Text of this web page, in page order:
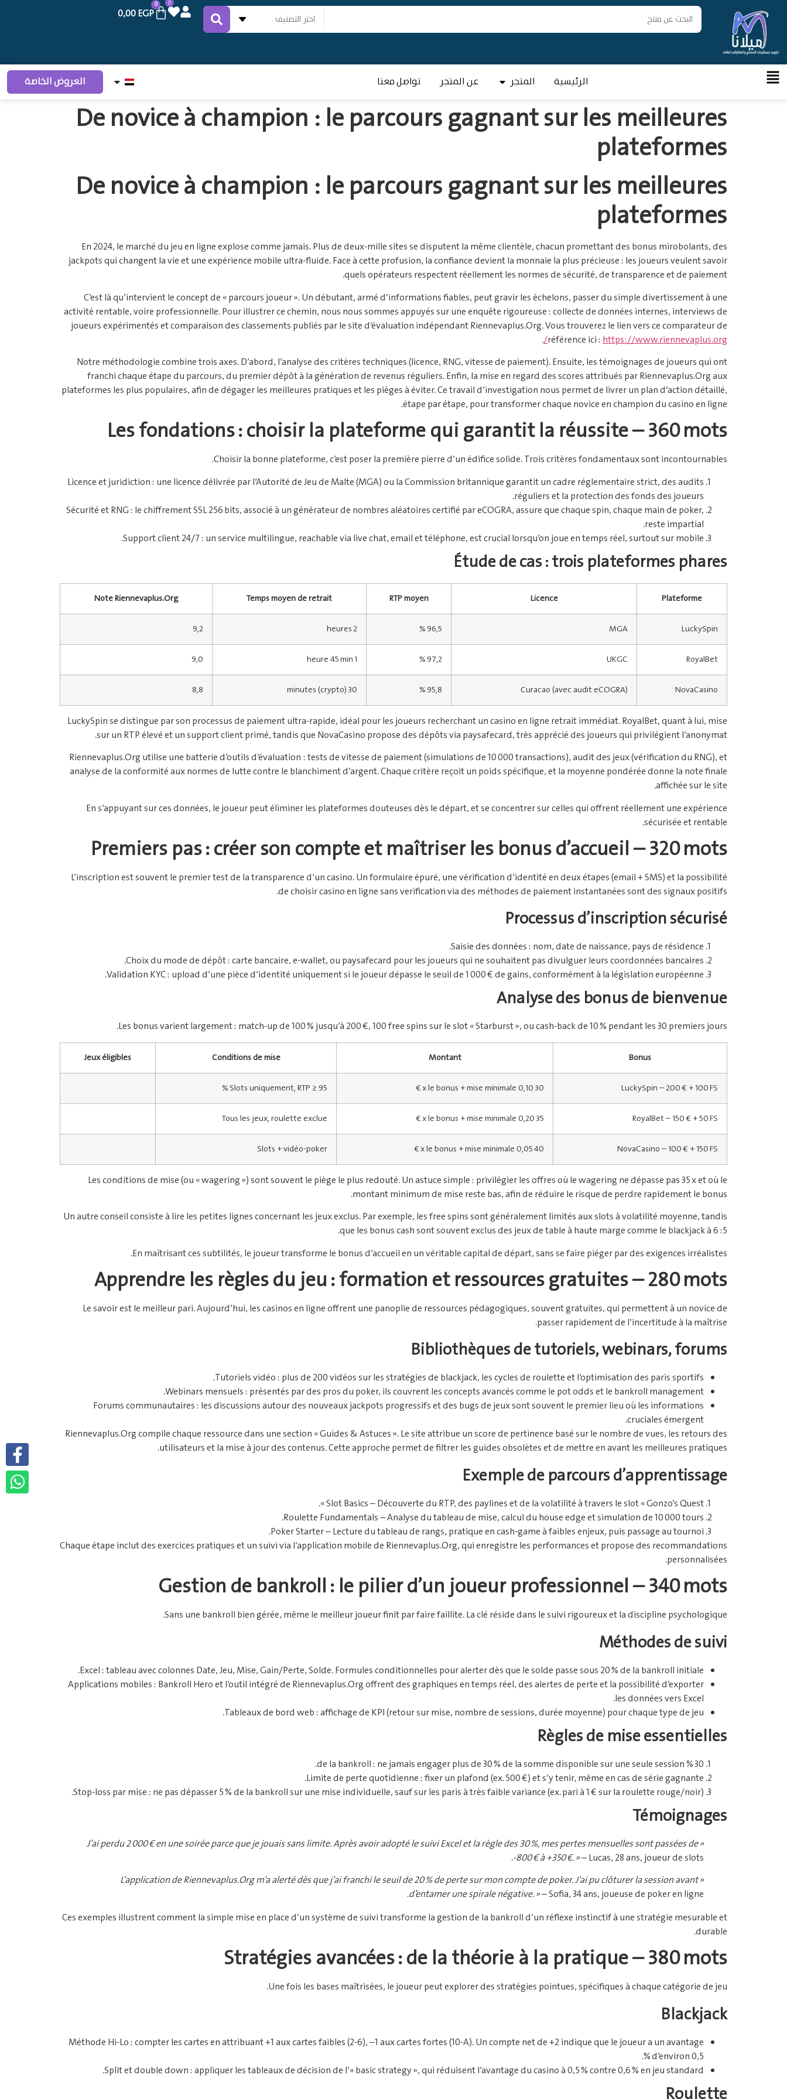
اختر التصنيف
0
0,00EGP
0
الرئيسية المتجر عن المتجر تواصل معنا العروض الخاصة
De novice à champion : le parcours gagnant sur les meilleures
plateformes
De novice à champion : le parcours gagnant sur les meilleures
plateformes
En 2024, le marché du jeu en ligne explose comme jamais. Plus de deux‑mille sites se disputent la même clientèle, chacun promettant des bonus mirobolants, des
jackpots qui changent la vie et une expérience mobile ultra‑fluide. Face à cette profusion, la confiance devient la monnaie la plus précieuse : les joueurs veulent savoir
quels opérateurs respectent réellement les normes de sécurité, de transparence et de paiement.
C’est là qu’intervient le concept de « parcours joueur ». Un débutant, armé d’informations fiables, peut gravir les échelons, passer du simple divertissement à une
activité rentable, voire professionnelle. Pour illustrer ce chemin, nous nous sommes appuyés sur une enquête rigoureuse : collecte de données internes, interviews de
joueurs expérimentés et comparaison des classements publiés par le site d’évaluation indépendant Riennevaplus.Org. Vous trouverez le lien vers ce comparateur de
référence ici :https://www.riennevaplus.org/
.
Notre méthodologie combine trois axes. D’abord, l’analyse des critères techniques (licence, RNG, vitesse de paiement). Ensuite, les témoignages de joueurs qui ont
franchi chaque étape du parcours, du premier dépôt à la génération de revenus réguliers. Enfin, la mise en regard des scores attribués par Riennevaplus.Org aux
plateformes les plus populaires, afin de dégager les meilleures pratiques et les pièges à éviter. Ce travail d’investigation nous permet de livrer un plan d’action détaillé,
étape par étape, pour transformer chaque novice en champion du casino en ligne.
Les fondations : choisir la plateforme qui garantit la réussite – 360 mots
Choisir la bonne plateforme, c’est poser la première pierre d’un édifice solide. Trois critères fondamentaux sont incontournables.
Licence et juridiction : une licence délivrée par l’Autorité de Jeu de Malte (MGA) ou la Commission britannique garantit un cadre réglementaire strict, des audits
réguliers et la protection des fonds des joueurs.
Sécurité et RNG : le chiffrement SSL 256 bits, associé à un générateur de nombres aléatoires certifié par eCOGRA, assure que chaque spin, chaque main de poker,
reste impartial.
Support client 24/7 : un service multilingue, reachable via live chat, email et téléphone, est crucial lorsqu’on joue en temps réel, surtout sur mobile.
Étude de cas : trois plateformes phares
Plateforme
Licence
RTP moyen
Temps moyen de retrait
Note Riennevaplus.Org
LuckySpin
MGA
96,5 %
2 heures
9,2
RoyalBet
UKGC
97,2 %
1 heure 45 min
9,0
NovaCasino
Curacao (avec audit eCOGRA)
95,8 %
30 minutes (crypto)
8,8
LuckySpin se distingue par son processus de paiement ultra‑rapide, idéal pour les joueurs recherchant un casino en ligne retrait immédiat. RoyalBet, quant à lui, mise
sur un RTP élevé et un support client primé, tandis que NovaCasino propose des dépôts via paysafecard, très apprécié des joueurs qui privilégient l’anonymat.
Riennevaplus.Org utilise une batterie d’outils d’évaluation : tests de vitesse de paiement (simulations de 10 000 transactions), audit des jeux (vérification du RNG), et
analyse de la conformité aux normes de lutte contre le blanchiment d’argent. Chaque critère reçoit un poids spécifique, et la moyenne pondérée donne la note finale
affichée sur le site.
En s’appuyant sur ces données, le joueur peut éliminer les plateformes douteuses dès le départ, et se concentrer sur celles qui offrent réellement une expérience
sécurisée et rentable.
Premiers pas : créer son compte et maîtriser les bonus d’accueil – 320 mots
L’inscription est souvent le premier test de la transparence d’un casino. Un formulaire épuré, une vérification d’identité en deux étapes (email + SMS) et la possibilité
de choisir casino en ligne sans verification via des méthodes de paiement instantanées sont des signaux positifs.
Processus d’inscription sécurisé
Saisie des données : nom, date de naissance, pays de résidence.
Choix du mode de dépôt : carte bancaire, e‑wallet, ou paysafecard pour les joueurs qui ne souhaitent pas divulguer leurs coordonnées bancaires.
Validation KYC : upload d’une pièce d’identité uniquement si le joueur dépasse le seuil de 1 000 € de gains, conformément à la législation européenne.
Analyse des bonus de bienvenue
Les bonus varient largement : match‑up de 100 % jusqu’à 200 €, 100 free spins sur le slot « Starburst », ou cash‑back de 10 % pendant les 30 premiers jours.
Bonus
Montant
Conditions de mise
Jeux éligibles
LuckySpin – 200 € + 100 FS
30 x le bonus + mise minimale 0,10 €
Slots uniquement, RTP ≥ 95 %
RoyalBet – 150 € + 50 FS
35 x le bonus + mise minimale 0,20 €
Tous les jeux, roulette exclue
NovaCasino – 100 € + 150 FS
40 x le bonus + mise minimale 0,05 €
Slots + vidéo‑poker
Les conditions de mise (ou « wagering ») sont souvent le piège le plus redouté. Un astuce simple : privilégier les offres où le wagering ne dépasse pas 35 x et où le
montant minimum de mise reste bas, afin de réduire le risque de perdre rapidement le bonus.
Un autre conseil consiste à lire les petites lignes concernant les jeux exclus. Par exemple, les free spins sont généralement limités aux slots à volatilité moyenne, tandis
que les bonus cash sont souvent exclus des jeux de table à haute marge comme le blackjack à 6 :5.
En maîtrisant ces subtilités, le joueur transforme le bonus d’accueil en un véritable capital de départ, sans se faire piéger par des exigences irréalistes.
Apprendre les règles du jeu : formation et ressources gratuites – 280 mots
Le savoir est le meilleur pari. Aujourd’hui, les casinos en ligne offrent une panoplie de ressources pédagogiques, souvent gratuites, qui permettent à un novice de
passer rapidement de l’incertitude à la maîtrise.
Bibliothèques de tutoriels, webinars, forums
Tutoriels vidéo : plus de 200 vidéos sur les stratégies de blackjack, les cycles de roulette et l’optimisation des paris sportifs.
Webinars mensuels : présentés par des pros du poker, ils couvrent les concepts avancés comme le pot odds et le bankroll management.
Forums communautaires : les discussions autour des nouveaux jackpots progressifs et des bugs de jeux sont souvent le premier lieu où les informations
cruciales émergent.
Riennevaplus.Org compile chaque ressource dans une section « Guides & Astuces ». Le site attribue un score de pertinence basé sur le nombre de vues, les retours des
utilisateurs et la mise à jour des contenus. Cette approche permet de filtrer les guides obsolètes et de mettre en avant les meilleures pratiques.
Exemple de parcours d’apprentissage
Slot Basics – Découverte du RTP, des paylines et de la volatilité à travers le slot « Gonzo’s Quest ».
Roulette Fundamentals – Analyse du tableau de mise, calcul du house edge et simulation de 10 000 tours.
Poker Starter – Lecture du tableau de rangs, pratique en cash‑game à faibles enjeux, puis passage au tournoi.
Chaque étape inclut des exercices pratiques et un suivi via l’application mobile de Riennevaplus.Org, qui enregistre les performances et propose des recommandations
personnalisées.
Gestion de bankroll : le pilier d’un joueur professionnel – 340 mots
Sans une bankroll bien gérée, même le meilleur joueur finit par faire faillite. La clé réside dans le suivi rigoureux et la discipline psychologique.
Méthodes de suivi
Excel : tableau avec colonnes Date, Jeu, Mise, Gain/Perte, Solde. Formules conditionnelles pour alerter dès que le solde passe sous 20 % de la bankroll initiale.
Applications mobiles : Bankroll Hero et l’outil intégré de Riennevaplus.Org offrent des graphiques en temps réel, des alertes de perte et la possibilité d’exporter
les données vers Excel.
Tableaux de bord web : affichage de KPI (retour sur mise, nombre de sessions, durée moyenne) pour chaque type de jeu.
Règles de mise essentielles
30 % de la bankroll : ne jamais engager plus de 30 % de la somme disponible sur une seule session.
Limite de perte quotidienne : fixer un plafond (ex. 500 €) et s’y tenir, même en cas de série gagnante.
Stop‑loss par mise : ne pas dépasser 5 % de la bankroll sur une mise individuelle, sauf sur les paris à très faible variance (ex. pari à 1 € sur la roulette rouge/noir).
Témoignages
« J’ai perdu 2 000 € en une soirée parce que je jouais sans limite. Après avoir adopté le suivi Excel et la règle des 30 %, mes pertes mensuelles sont passées de
-800 € à +350 €. »– Lucas, 28 ans, joueur de slots.
« L’application de Riennevaplus.Org m’a alerté dès que j’ai franchi le seuil de 20 % de perte sur mon compte de poker. J’ai pu clôturer la session avant
d’entamer une spirale négative. »– Sofia, 34 ans, joueuse de poker en ligne.
Ces exemples illustrent comment la simple mise en place d’un système de suivi transforme la gestion de la bankroll d’un réflexe instinctif à une stratégie mesurable et
durable.
Stratégies avancées : de la théorie à la pratique – 380 mots
Une fois les bases maîtrisées, le joueur peut explorer des stratégies pointues, spécifiques à chaque catégorie de jeu.
Blackjack
Méthode Hi‑Lo : compter les cartes en attribuant +1 aux cartes faibles (2‑6), –1 aux cartes fortes (10‑A). Un compte net de +2 indique que le joueur a un avantage
d’environ 0,5 %.
Split et double down : appliquer les tableaux de décision de l’« basic strategy », qui réduisent l’avantage du casino à 0,5 % contre 0,6 % en jeu standard.